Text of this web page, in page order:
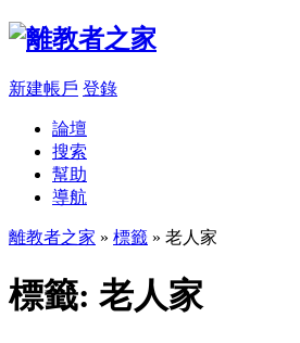
新建帳戶 登錄
論壇
搜索
幫助
導航
離教者之家 » 標籤 » 老人家
標籤: 老人家